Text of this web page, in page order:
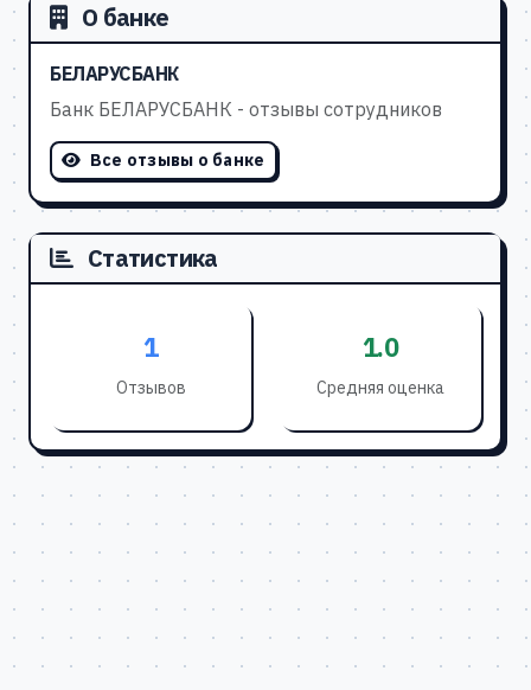
О банке
БЕЛАРУСБАНК
Банк БЕЛАРУСБАНК - отзывы сотрудников
Все отзывы о банке
Статистика
1
Отзывов
1.0
Средняя оценка